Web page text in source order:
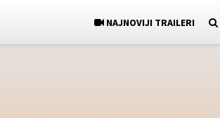
NAJNOVIJI TRAILERI